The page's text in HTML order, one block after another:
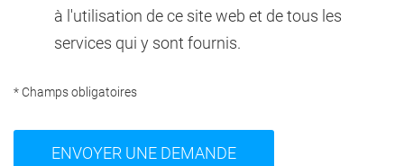
à l'utilisation de ce site web et de tous les
services qui y sont fournis.
* Champs obligatoires